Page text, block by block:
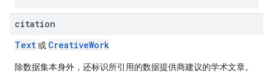
citation
Text或 CreativeWork
除数据集本身外，还标识所引用的数据提供商建议的学术文章。